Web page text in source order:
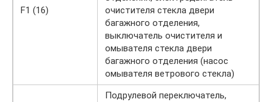
F1 (16)
очистителя стекла двери
багажного отделения,
выключатель очистителя и
омывателя стекла двери
багажного отделения (насос
омывателя ветрового стекла)
Подрулевой переключатель,